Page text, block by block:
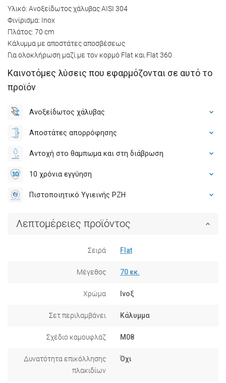
Υλικό: Ανοξείδωτος χάλυβας AISI 304
Φινίρισμα: Inox
Πλάτος: 70 cm
Κάλυμμα με αποστάτες αποσβέσεως
Για ολοκλήρωση μαζί με τον κορμό Flat και Flat 360
Καινοτόμες λύσεις που εφαρμόζονται σε αυτό το
προϊόν
Ανοξείδωτος χάλυβας
Αποστάτες απορρόφησης
Αντοχή στο θαμπωμα και στη διάβρωση
10 χρόνια εγγύηση
Πιστοποιητικό Υγιεινής PZH
Λεπτομέρειες προϊόντος
Σειρά Flat
Μέγεθος 70 εκ.
Χρώμα Ινοξ
Σετ περιλαμβάνει Κάλυμμα
Σχέδιο καμουφλάζ M08
Δυνατότητα επικόλλησης
πλακιδίων
Όχι